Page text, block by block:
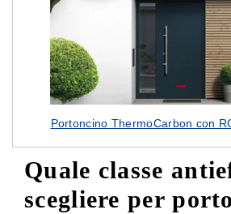
Portoncino ThermoCarbon con
Quale classe
scegliere per